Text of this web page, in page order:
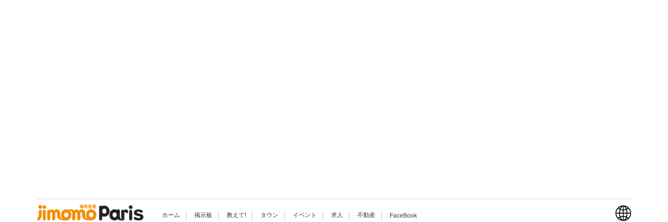
ホーム 掲示板 教えて! タウン イベント 求人 不動産 FaceBook